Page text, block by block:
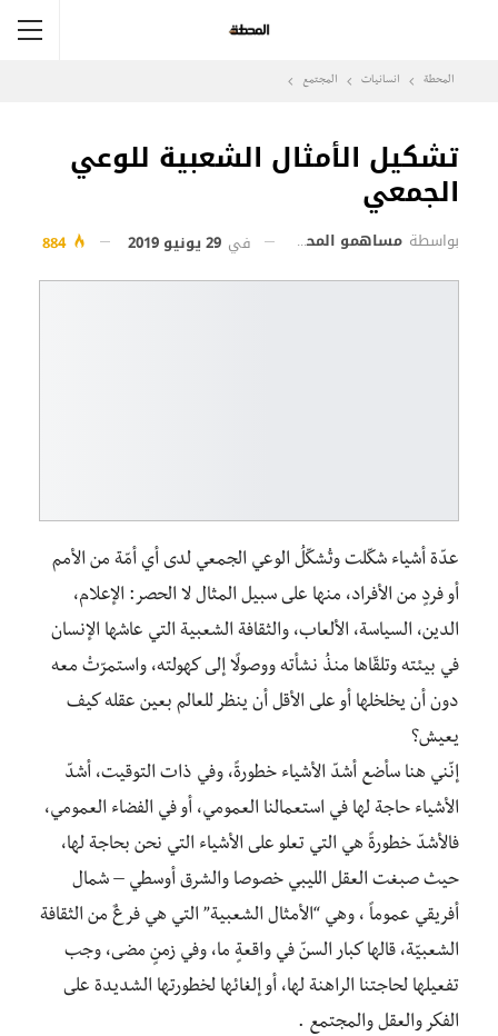
المحطة انسانيات المجتمع
تشكيل الأمثال الشعبية للوعي
الجمعي
بواسطة مساهمو المحطة في 29 يونيو 2019 884
عدّة أشياء شكّلت وتُشكّلُ الوعي الجمعي لدى أي أمّة من الأمم
أو فردٍ من الأفراد، منها على سبيل المثال لا الحصر: الإعلام،
الدين، السياسة، الألعاب، والثقافة الشعبية التي عاشها الإنسان
في بيئته وتلقّاها منذُ نشأته ووصولًا إلى كهولته، واستمرّتْ معه
دون أن يخلخلها أو على الأقل أن ينظر للعالم بعين عقله كيف
يعيش؟
إنّني هنا سأضع أشدّ الأشياء خطورةً، وفي ذات التوقيت، أشدّ
الأشياء حاجة لها في استعمالنا العمومي، أو في الفضاء العمومي،
فالأشدّ خطورةً هي التي تعلو على الأشياء التي نحن بحاجة لها،
حيث صبغت العقل الليبي خصوصا والشرق أوسطي – شمال
أفريقي عموماً ، وهي “الأمثال الشعبية” التي هي فرعٌ من الثقافة
الشعبيّة، قالها كبار السنّ في واقعةٍ ما، وفي زمنٍ مضى، وجب
تفعيلها لحاجتنا الراهنة لها، أو إلغائها لخطورتها الشديدة على
الفكر والعقل والمجتمع .